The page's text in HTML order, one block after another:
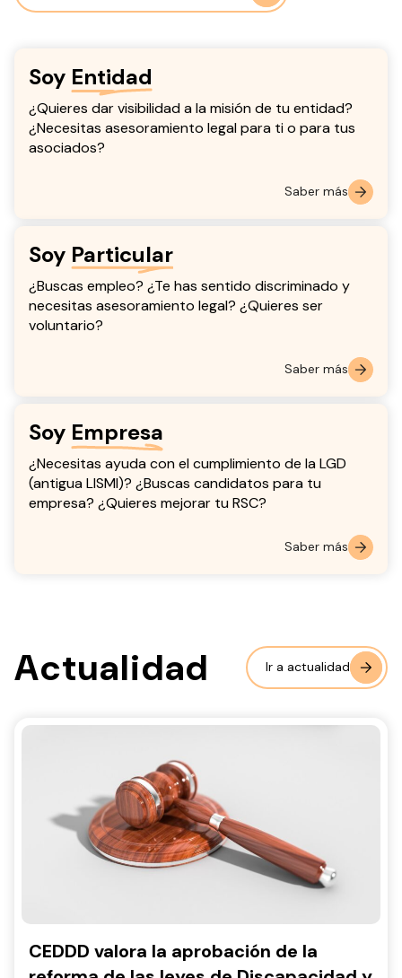
Soy Entidad
¿Quieres dar visibilidad a la misión de tu entidad?
¿Necesitas asesoramiento legal para ti o para tus
asociados?
Saber más
Soy Particular
¿Buscas empleo? ¿Te has sentido discriminado y
necesitas asesoramiento legal? ¿Quieres ser
voluntario?
Saber más
Soy Empresa
¿Necesitas ayuda con el cumplimiento de la LGD
(antigua LISMI)? ¿Buscas candidatos para tu
empresa? ¿Quieres mejorar tu RSC?
Saber más
Actualidad Ir a actualidad
CEDDD valora la aprobación de la